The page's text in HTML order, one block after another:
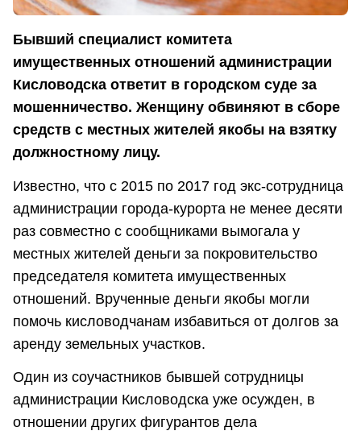
Бывший специалист комитета
имущественных отношений администрации
Кисловодска ответит в городском суде за
мошенничество. Женщину обвиняют в сборе
средств с местных жителей якобы на взятку
должностному лицу.
Известно, что с 2015 по 2017 год экс-сотрудница
администрации города-курорта не менее десяти
раз совместно с сообщниками вымогала у
местных жителей деньги за покровительство
председателя комитета имущественных
отношений. Врученные деньги якобы могли
помочь кисловодчанам избавиться от долгов за
аренду земельных участков.
Один из соучастников бывшей сотрудницы
администрации Кисловодска уже осужден, в
отношении других фигурантов дела